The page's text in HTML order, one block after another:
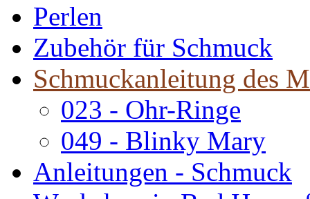
Perlen
Zubehör für Schmuck
Schmuckanleitung des
023 - Ohr-Ringe
049 - Blinky Mary
Anleitungen - Schmuck